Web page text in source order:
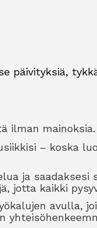
päivityksiä,
ilman mainoksia.
– koska
ja saadaksesi
jotta kaikki
avulla,